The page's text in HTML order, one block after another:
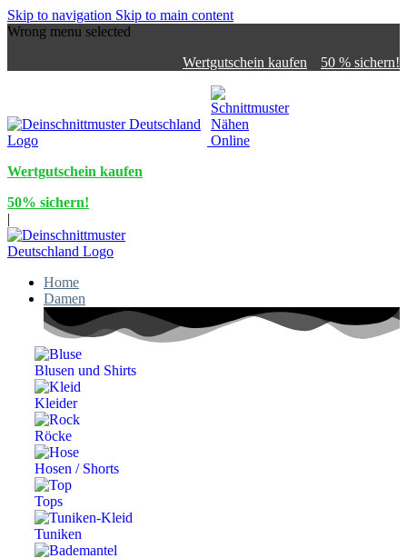
Skip to navigation Skip to main content
Wrong menu selected
Wertgutschein kaufen
50 % sichern!
Wertgutschein kaufen
50% sichern!
|
Home
Damen
Blusen und Shirts
Kleider
Röcke
Hosen / Shorts
Tops
Tuniken